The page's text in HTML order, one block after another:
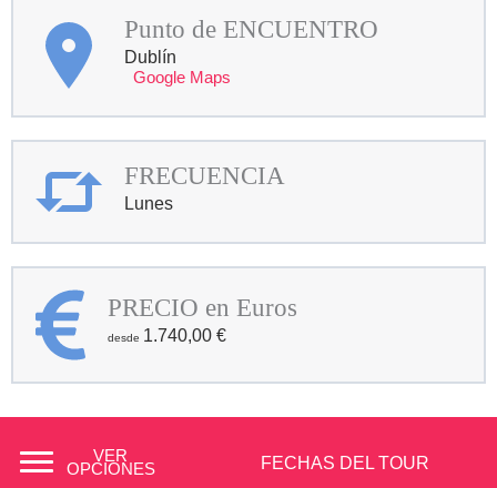
Punto de ENCUENTRO
Dublín
Google Maps
FRECUENCIA
Lunes
PRECIO en Euros
1.740,00 €
VER
OPCIONES FECHAS DEL TOUR